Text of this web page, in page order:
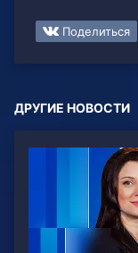
Поделиться
ДРУГИЕ НОВОСТИ